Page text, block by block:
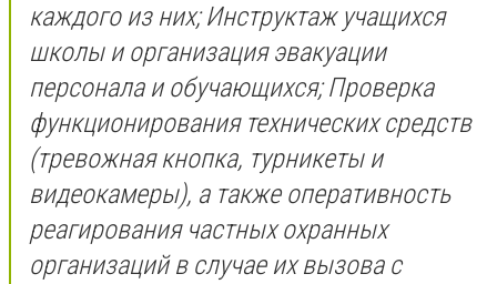
каждого из них; Инструктаж учащихся
школы и организация эвакуации
персонала и обучающихся; Проверка
функционирования технических средств
(тревожная кнопка, турникеты и
видеокамеры), а также оперативность
реагирования частных охранных
организаций в случае их вызова с